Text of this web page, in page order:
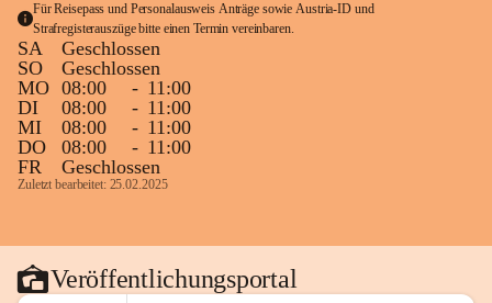
Für Reisepass und Personalausweis Anträge sowie Austria-ID und
Strafregisterauszüge bitte einen Termin vereinbaren.
SA
Geschlossen
SO
Geschlossen
MO 08:00 - 11:00
DI
08:00 - 11:00
MI
08:00 - 11:00
DO
08:00 - 11:00
FR
Geschlossen
Zuletzt bearbeitet: 25.02.2025
Veröffentlichungsportal